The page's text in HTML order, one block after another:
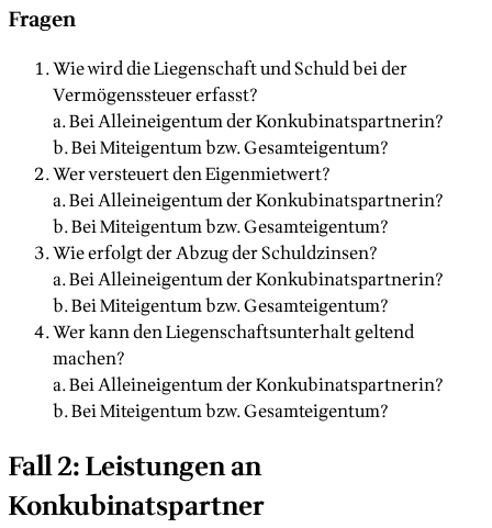
Fragen
Wie wird die Liegenschaft und Schuld bei der
Vermögenssteuer erfasst?
a. Bei Alleineigentum der Konkubinatspartnerin?
b. Bei Miteigentum bzw. Gesamteigentum?
Wer versteuert den Eigenmietwert?
a. Bei Alleineigentum der Konkubinatspartnerin?
b. Bei Miteigentum bzw. Gesamteigentum?
Wie erfolgt der Abzug der Schuldzinsen?
a. Bei Alleineigentum der Konkubinatspartnerin?
b. Bei Miteigentum bzw. Gesamteigentum?
Wer kann den Liegenschaftsunterhalt geltend
machen?
a. Bei Alleineigentum der Konkubinatspartnerin?
b. Bei Miteigentum bzw. Gesamteigentum?
Fall 2: Leistungen an
Konkubinatspartner